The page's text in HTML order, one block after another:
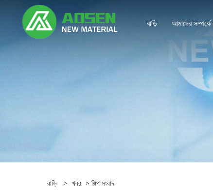
বাড়ি আমাদের সম্পর্কে
বাড়ি > খবর > শিল্প সংবাদ